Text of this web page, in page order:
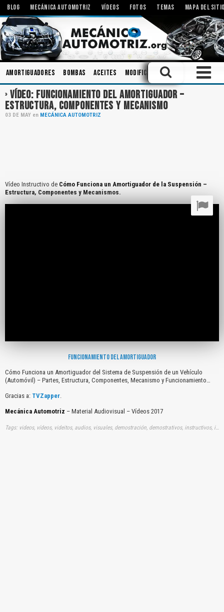
BLOG MECÁNICA AUTOMOTRIZ VÍDEOS FOTOS TEMAS MAPA DEL
Amortiguadores Bombas Aceites Modificaciones Herramientas
VÍDEO: FUNCIONAMIENTO DEL AMORTIGUADOR –
ESTRUCTURA, COMPONENTES Y MECANISMO
03 DE MAY en MECÁNICA AUTOMOTRIZ
Vídeo Instructivo de Cómo Funciona un Amortiguador de la Suspensión –
Estructura, Componentes y Mecanismos.
FUNCIONAMIENTO DEL AMORTIGUADOR
Cómo Funciona un Amortiguador del Sistema de Suspensión de un Vehículo
(Automóvil) – Partes, Estructura, Componentes, Mecanismo y Funcionamiento…
Gracias a: TVZapper.
Mecánica Automotriz – Material Audiovisual – Vídeos 2017
Tags: videos, vídeos, videitos, audios, visuales, demostración, demostrativos, instructivos, instrucción, audiovisuales, gratuito, gratis, comos, funcionas, amortiguadores, sistemas, suspensiones, vehiculos, automovil, partes, estructuras, componentes, mecanismos, funcionamientos, youtube